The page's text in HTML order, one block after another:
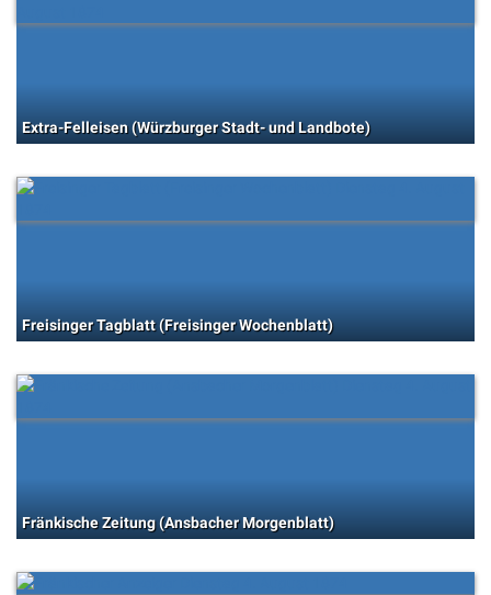
Extra-Felleisen (Würzburger Stadt- und Landbote)
Freisinger Tagblatt (Freisinger Wochenblatt)
Fränkische Zeitung (Ansbacher Morgenblatt)